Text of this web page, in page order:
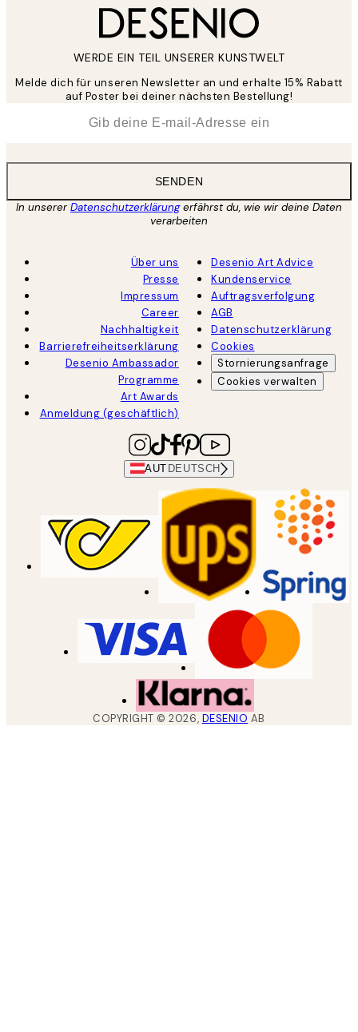
WERDE EIN TEIL UNSERER KUNSTWELT
Melde dich für unseren Newsletter an und erhalte 15% Rabatt
auf Poster bei deiner nächsten Bestellung!
SENDEN
In unsererDatenschutzerklärungerfährst du, wie wir deine Daten
verarbeiten
Über uns
Presse
Impressum
Career
Nachhaltigkeit
Barrierefreiheitserklärung
Desenio Ambassador
Programme
Art Awards
Anmeldung (geschäftlich)
Desenio Art Advice
Kundenservice
Auftragsverfolgung
AGB
Datenschutzerklärung
Cookies
Stornierungsanfrage
Cookies verwalten
AUT DEUTSCH
COPYRIGHT ©2026, DESENIO AB